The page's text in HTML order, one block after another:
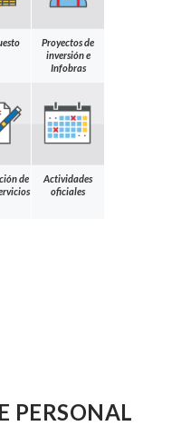
Proyectos de
inversión e
Infobras
de
Actividades
oficiales
PERSONAL